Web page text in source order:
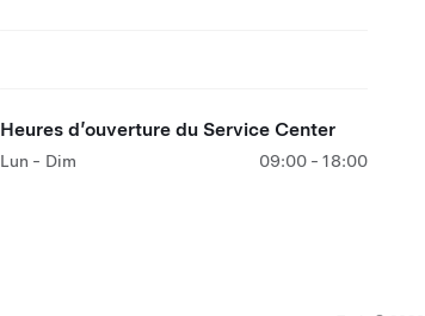
Heures d’ouverture du Service Center
Lun - Dim 09:00 - 18:00